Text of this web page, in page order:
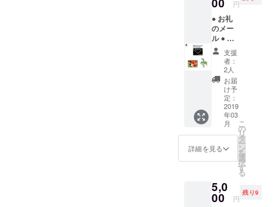
円
● お礼
のメー
ル ● ハ
イビス
カスの
写真集
（24
ペー
ジ）
● トッ
クリヤ
シの種
子15個
支援
者：
2人
お届
け予
定：
2019
年03
月
詳細を見る
こ
の
リ
タ
ー
ン
を
選
択
す
る
5,0
00 円
残り9